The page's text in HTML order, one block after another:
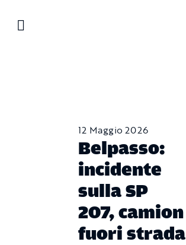
12 Maggio 2026
Belpasso:
incidente
sulla SP
207, camion
fuori strada